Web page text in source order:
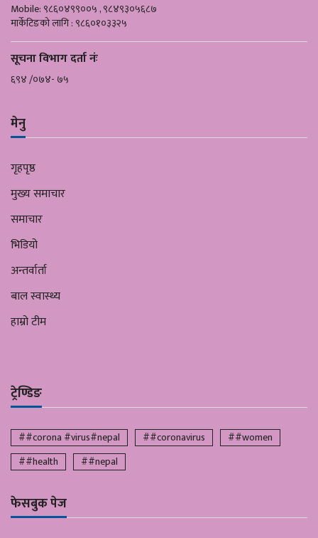
Mobile: ९८६०४९९००५ , ९८४९३०५६८७
मार्केटिङको लागि : ९८६०१०३३२५
सूचना विभाग दर्ता नंः
६९४ /०७४- ७५
मेनु
गृहपृष्ठ
मुख्य समाचार
समाचार
भिडियो
अन्तर्वार्ता
बाल स्वास्थ्य
हाम्रो टीम
ट्रेण्डिङ
##corona #virus#nepal ##coronavirus
##women
##health
##nepal
फेसबुक पेज